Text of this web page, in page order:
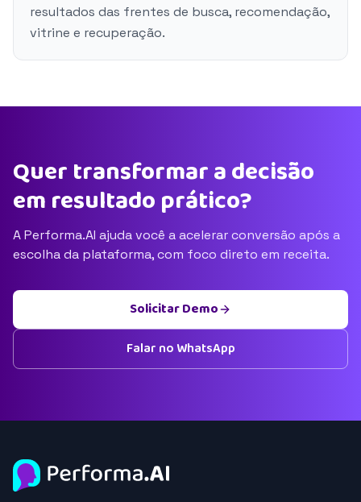
resultados das frentes de busca, recomendação,
vitrine e recuperação.
Quer transformar a decisão
em resultado prático?
A Performa.AI ajuda você a acelerar conversão após a
escolha da plataforma, com foco direto em receita.
Solicitar Demo
Falar no WhatsApp